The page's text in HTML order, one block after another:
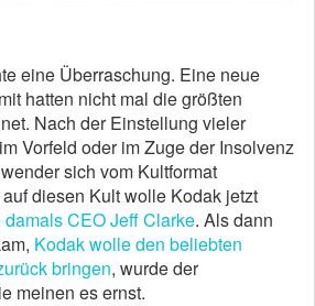
eine Überraschung. Eine neue
hatten nicht mal die größten
Nach der Einstellung vieler
Vorfeld oder im Zuge der Insolvenz
sich vom Kultformat
diesen Kult wolle Kodak jetzt
damals CEO Jeff Clarke. Als dann
Kodak wolle den beliebten
bringen, wurde der
meinen es ernst.